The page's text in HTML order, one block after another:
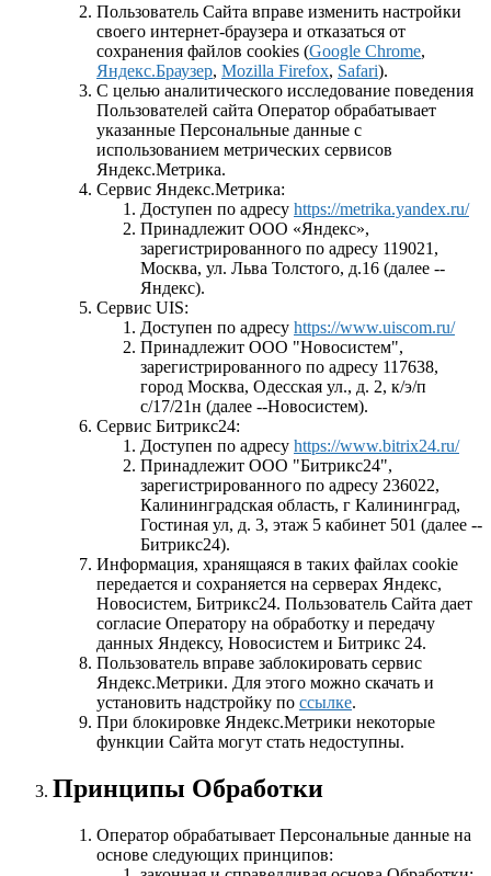
Пользователь Сайта вправе изменить настройки
своего интернет-браузера и отказаться от
сохранения файлов cookies (Google Chrome,
Яндекс.Браузер, Mozilla Firefox, Safari).
С целью аналитического исследование поведения
Пользователей сайта Оператор обрабатывает
указанные Персональные данные с
использованием метрических сервисов
Яндекс.Метрика.
Сервис Яндекс.Метрика:
Доступен по адресу https://metrika.yandex.ru/
Принадлежит ООО «Яндекс»,
зарегистрированного по адресу 119021,
Москва, ул. Льва Толстого, д.16 (далее --
Яндекс).
Cервис UIS:
Доступен по адресу https://www.uiscom.ru/
Принадлежит ООО "Новосистем",
зарегистрированного по адресу 117638,
город Москва, Одесская ул., д. 2, к/э/п
с/17/21н (далее --Новосистем).
Сервис Битрикс24:
Доступен по адресу https://www.bitrix24.ru/
Принадлежит ООО "Битрикс24",
зарегистрированного по адресу 236022,
Калининградская область, г Калининград,
Гостиная ул, д. 3, этаж 5 кабинет 501 (далее --
Битрикс24).
Информация, хранящаяся в таких файлах cookie
передается и сохраняется на серверах Яндекс,
Новосистем, Битрикс24. Пользователь Сайта дает
согласие Оператору на обработку и передачу
данных Яндексу, Новосистем и Битрикс 24.
Пользователь вправе заблокировать сервис
Яндекс.Метрики. Для этого можно скачать и
установить надстройку по ссылке.
При блокировке Яндекс.Метрики некоторые
функции Сайта могут стать недоступны.
Принципы Обработки
Оператор обрабатывает Персональные данные на
основе следующих принципов: